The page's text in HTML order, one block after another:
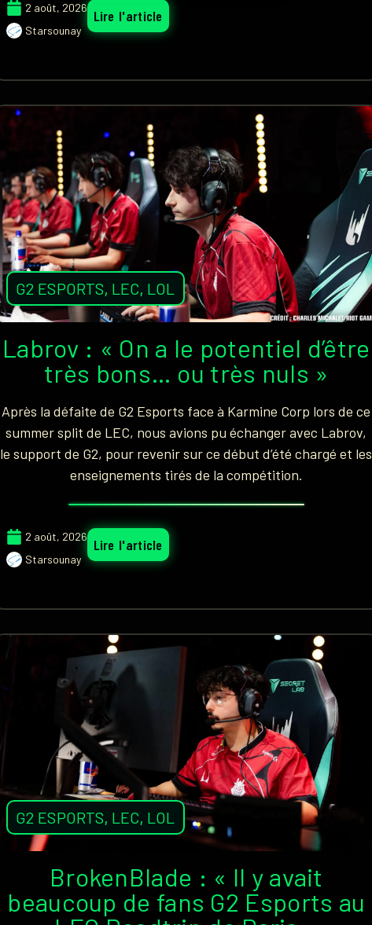
2 août, 2026
Starsounay
Lire l'article
G2 ESPORTS, LEC, LOL
Labrov : « On a le potentiel d’être
très bons… ou très nuls »
Après la défaite de G2 Esports face à Karmine Corp lors de ce
summer split de LEC, nous avions pu échanger avec Labrov,
le support de G2, pour revenir sur ce début d’été chargé et les
enseignements tirés de la compétition.
2 août, 2026
Starsounay
Lire l'article
G2 ESPORTS, LEC, LOL
BrokenBlade : « Il y avait
beaucoup de fans G2 Esports au